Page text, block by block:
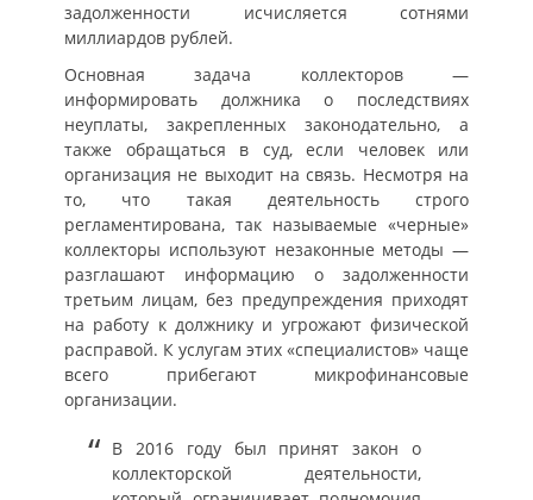
задолженности исчисляется сотнями
миллиардов рублей.
Основная задача коллекторов —
информировать должника о последствиях
неуплаты, закрепленных законодательно, а
также обращаться в суд, если человек или
организация не выходит на связь. Несмотря на
то, что такая деятельность строго
регламентирована, так называемые «черные»
коллекторы используют незаконные методы —
разглашают информацию о задолженности
третьим лицам, без предупреждения приходят
на работу к должнику и угрожают физической
расправой. К услугам этих «специалистов» чаще
всего прибегают микрофинансовые
организации.
В 2016 году был принят закон о
коллекторской деятельности,